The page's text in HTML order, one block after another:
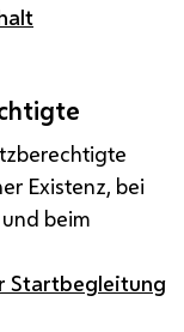
Existenz, bei
beim
Startbegleitung